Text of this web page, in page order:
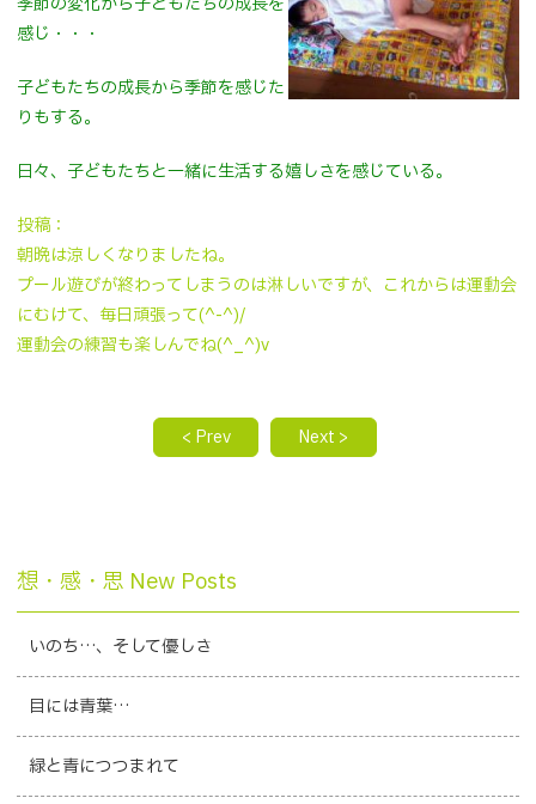
感じ・・・
子どもたちの成長から季節を感じた
りもする。
日々、子どもたちと一緒に生活する嬉しさを感じている。
投稿：
朝晩は涼しくなりましたね。
プール遊びが終わってしまうのは淋しいですが、これからは運動会
にむけて、毎日頑張って(^-^)/
運動会の練習も楽しんでね(^_^)v
< Prev Next >
想・感・思 New Posts
いのち…、そして優しさ
目には青葉…
緑と青につつまれて